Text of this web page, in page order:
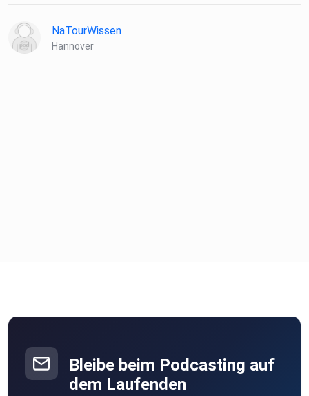
NaTourWissen
Hannover
Bleibe beim Podcasting auf
dem Laufenden